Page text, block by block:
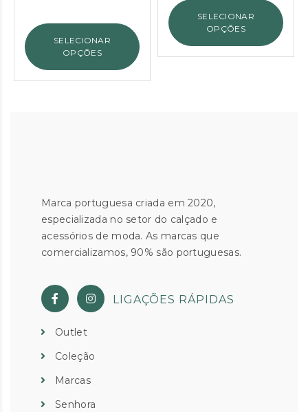
SELECIONAR
OPÇÕES
through
€47.00
SELECIONAR
OPÇÕES
Marca portuguesa criada em 2020,
especializada no setor do calçado e
acessórios de moda. As marcas que
comercializamos, 90% são portuguesas.
LIGAÇÕES RÁPIDAS
Outlet
Coleção
Marcas
Senhora